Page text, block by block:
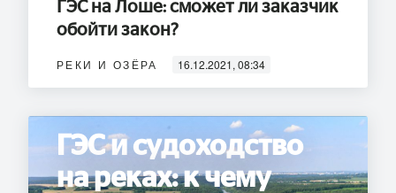
ГЭС на Лоше: сможет ли заказчик
обойти закон?
РЕКИ И ОЗЁРА 16.12.2021, 08:34
ГЭС и судоходство
на реках: к чему